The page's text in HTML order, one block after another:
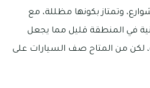
وتمتاز بكونها مظللة، مع
في المنطقة قليل مما يجعل
لكن من المتاح صف السيارات على